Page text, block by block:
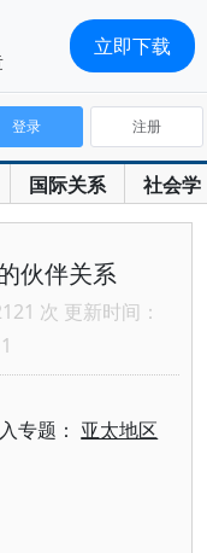
国际关系 社会学
登录 注册
伙伴关系
次 更新时间：
专题： 亚太地区
立即下载